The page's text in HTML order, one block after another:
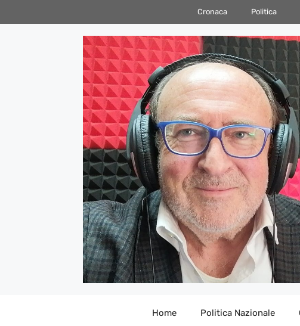
al
Cronaca Politica
Home Politica Nazionale